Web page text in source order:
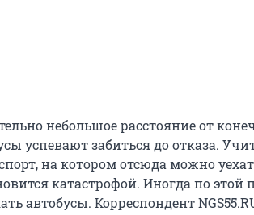
небольшое расстояние от
успевают забиться до отказа.
на котором отсюда можно
катастрофой. Иногда по
автобусы. Корреспондент